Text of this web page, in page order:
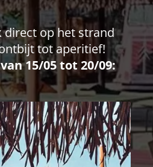
direct op het strand
tot aperitief!
van 15/05 tot 20/09: